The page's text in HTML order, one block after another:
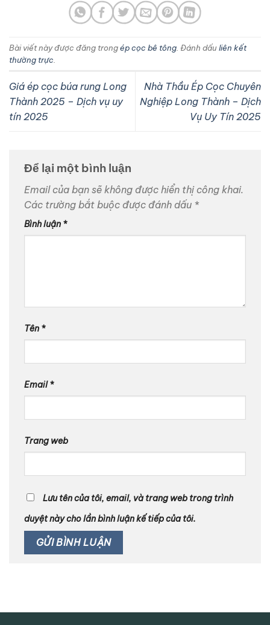
Bài viết này được đăng trongép cọc bê tông . Đánh dấuliên kết
thường trực
Giá ép cọc búa rung Long
Thành 2025 – Dịch vụ uy
tín 2025
Nhà Thầu Ép Cọc Chuyên
Nghiệp Long Thành – Dịch
Vụ Uy Tín 2025
Để lại một bình luận
Email của bạn sẽ không được hiển thị công khai.
Các trường bắt buộc được đánh dấu *
Bình luận *
Tên *
Email*
Trang web
Lưu tên của tôi, email, và trang web trong trình
duyệt này cho lần bình luận kế tiếp của tôi.